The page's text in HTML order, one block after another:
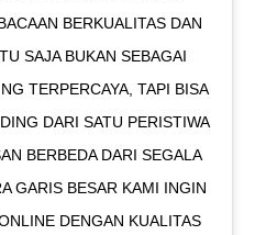
BERKUALITAS DAN
SAJA BUKAN SEBAGAI
TERPERCAYA, TAPI BISA
DARI SATU PERISTIWA
BERBEDA DARI SEGALA
GARIS BESAR KAMI INGIN
DENGAN KUALITAS